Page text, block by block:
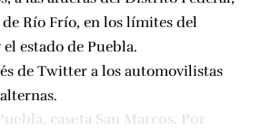
Río Frío, en los límites del
estado de Puebla.
de Twitter a los automovilistas
caseta San Marcos. Por